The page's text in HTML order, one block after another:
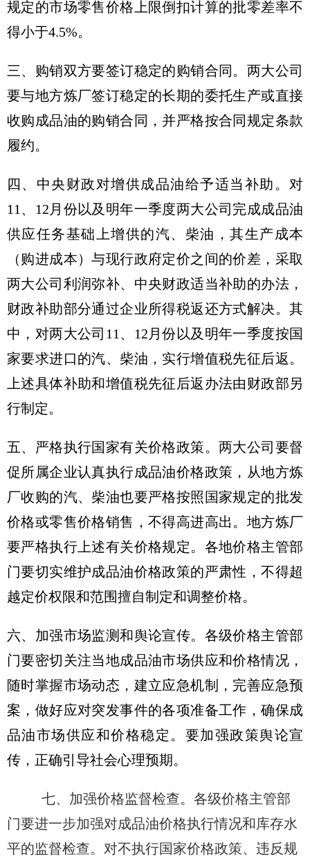
规定的市场零售价格上限倒扣计算的批零差率不
得小于4.5%。
三、购销双方要签订稳定的购销合同。两大公司
要与地方炼厂签订稳定的长期的委托生产或直接
收购成品油的购销合同，并严格按合同规定条款
履约。
四、中央财政对增供成品油给予适当补助。对
11、12月份以及明年一季度两大公司完成成品油
供应任务基础上增供的汽、柴油，其生产成本
（购进成本）与现行政府定价之间的价差，采取
两大公司利润弥补、中央财政适当补助的办法，
财政补助部分通过企业所得税返还方式解决。其
中，对两大公司11、12月份以及明年一季度按国
家要求进口的汽、柴油，实行增值税先征后返。
上述具体补助和增值税先征后返办法由财政部另
行制定。
五、严格执行国家有关价格政策。两大公司要督
促所属企业认真执行成品油价格政策，从地方炼
厂收购的汽、柴油也要严格按照国家规定的批发
价格或零售价格销售，不得高进高出。地方炼厂
要严格执行上述有关价格规定。各地价格主管部
门要切实维护成品油价格政策的严肃性，不得超
越定价权限和范围擅自制定和调整价格。
六、加强市场监测和舆论宣传。各级价格主管部
门要密切关注当地成品油市场供应和价格情况，
随时掌握市场动态，建立应急机制，完善应急预
案，做好应对突发事件的各项准备工作，确保成
品油市场供应和价格稳定。要加强政策舆论宣
传，正确引导社会心理预期。
七、加强价格监督检查。各级价格主管部
门要进一步加强对成品油价格执行情况和库存水
平的监督检查。对不执行国家价格政策、违反规